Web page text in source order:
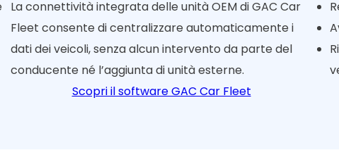
La connettività integrata delle unità OEM di GAC Car
Fleet consente di centralizzare automaticamente i
dati dei veicoli, senza alcun intervento da parte del
conducente né l’aggiunta di unità esterne.
Scopri il software GAC Car Fleet